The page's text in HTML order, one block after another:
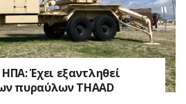
Έχει εξαντληθεί
πυραύλων THAAD